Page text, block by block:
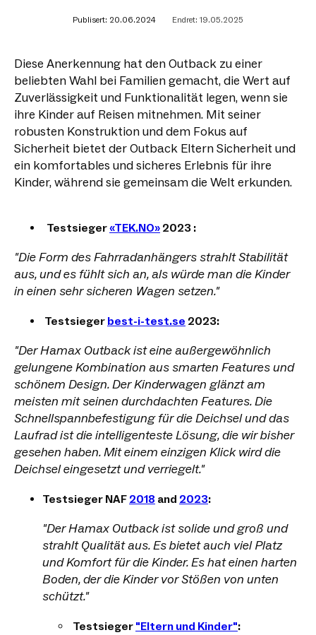
Publisert: 20.06.2024 Endret: 19.05.2025
Diese Anerkennung hat den Outback zu einer
beliebten Wahl bei Familien gemacht, die Wert auf
Zuverlässigkeit und Funktionalität legen, wenn sie
ihre Kinder auf Reisen mitnehmen. Mit seiner
robusten Konstruktion und dem Fokus auf
Sicherheit bietet der Outback Eltern Sicherheit und
ein komfortables und sicheres Erlebnis für ihre
Kinder, während sie gemeinsam die Welt erkunden.
Testsieger«TEK.NO» 2023 :
"Die Form des Fahrradanhängers strahlt Stabilität
aus, und es fühlt sich an, als würde man die Kinder
in einen sehr sicheren Wagen setzen."
Testsieger best-i-test.se 2023:
"Der Hamax Outback ist eine außergewöhnlich
gelungene Kombination aus smarten Features und
schönem Design. Der Kinderwagen glänzt am
meisten mit seinen durchdachten Features. Die
Schnellspannbefestigung für die Deichsel und das
Laufrad ist die intelligenteste Lösung, die wir bisher
gesehen haben. Mit einem einzigen Klick wird die
Deichsel eingesetzt und verriegelt."
Testsieger NAF 2018 and 2023:
"Der Hamax Outback ist solide und groß und
strahlt Qualität aus. Es bietet auch viel Platz
und Komfort für die Kinder. Es hat einen harten
Boden, der die Kinder vor Stößen von unten
schützt."
Testsieger "Eltern und Kinder":